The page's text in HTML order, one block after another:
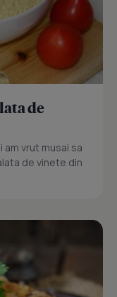
de
vrut musai sa
de vinete din